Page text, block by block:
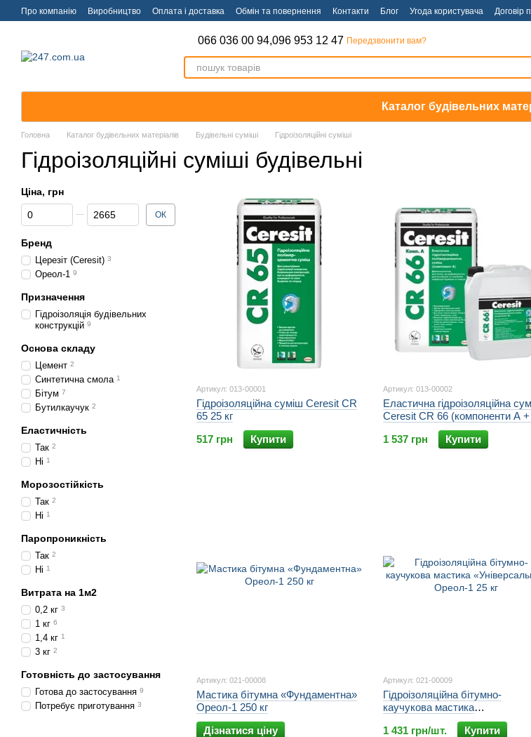
Перейти к основному контенту
Про компанію Виробництво Оплата і доставка Обмін та повернення Контакти Блог Угода користувача Договір
066 036 00 94,096 953 12 47 Передзвонити вам?
Каталог будівельних
Головна Каталог будівельних матеріалів Будівельні суміші Гідроізоляційні суміші
Гідроізоляційні суміші будівельні
Артикул: 013-00001
Гідроізоляційна суміш Ceresit CR
65 25 кг
517 грн
Купити
Артикул: 013-00002
Еластична гідроізоляційна
Ceresit CR 66 (компоненти А
1 537 грн
Купити
Артикул: 021-00008
Мастика бітумна «Фундаментна»
Ореол-1 250 кг
Дізнатися ціну
Артикул: 021-00009
Гідроізоляційна бітумно-
каучукова мастика
«Універсальна» Ореол-1 25 кг
1 431 грн/шт.
Купити
Ціна, грн
Від Ціна, грн
До Ціна, грн ОК
Бренд
Церезіт (Ceresit) 3
Ореол-1 9
Призначення
Гідроізоляція будівельних
конструкцій 9
Основа складу
Цемент 2
Синтетична смола 1
Бітум 7
Бутилкаучук 2
Еластичність
Так 2
Ні 1
Морозостійкість
Так 2
Ні 1
Паропроникність
Так 2
Ні 1
Витрата на 1м2
0,2 кг 3
1 кг 6
1,4 кг 1
3 кг 2
Готовність до застосування
Готова до застосування 9
Потребує приготування 3